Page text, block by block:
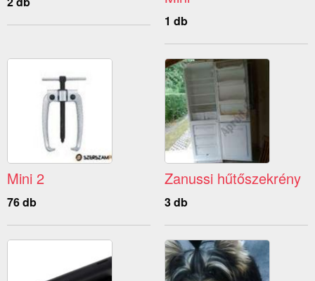
1 db
Mini 2
76 db
Zanussi hűtőszekrény
3 db